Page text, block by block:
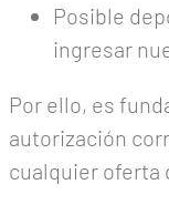
Posible
ingresar
Por ello, es
autorización
cualquier oferta